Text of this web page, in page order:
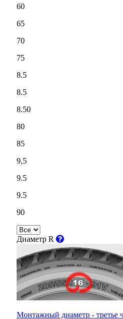
60
65
70
75
8.5
8.5
8.50
80
85
9,5
9.5
9.5
90
Диаметр R
Монтажный диаметр - третье